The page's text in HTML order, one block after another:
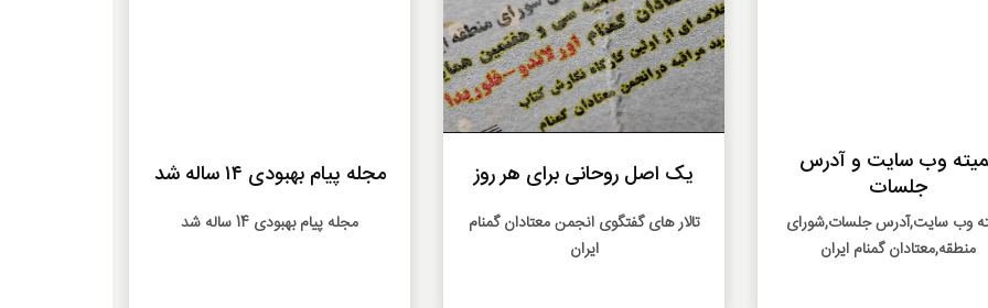
وب سایت و آدرس
جلسات
وب سایت,آدرس جلسات,شورای
منطقه,معتادان گمنام ایران
یک اصل روحانی برای هر روز
تالار های گفتگوی انجمن معتادان گمنام
ایران
بیشتر
مجله پیام بهبودی ۱۴ ساله شد
مجله پیام بهبودی 14 ساله شد